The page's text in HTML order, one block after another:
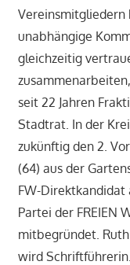
unabhängige
gleichzeitig
seit 22 Jahren
Stadtrat. In der
zukünftig den 2.
(64) aus der
FW-Direktkandidat
Partei der FREIEN
mitbegründet.
wird Schriftführerin.